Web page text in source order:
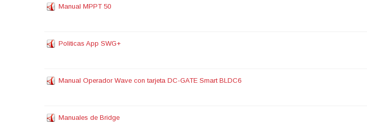
Manual MPPT 50
Politicas App SWG+
Manual Operador Wave con tarjeta DC-GATE Smart BLDC6
Manuales de Bridge